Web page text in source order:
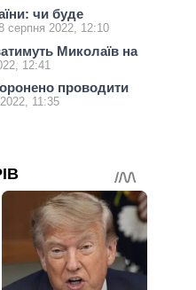
чи буде
серпня 2022, 12:10
Миколаїв на
12:41
проводити
11:35